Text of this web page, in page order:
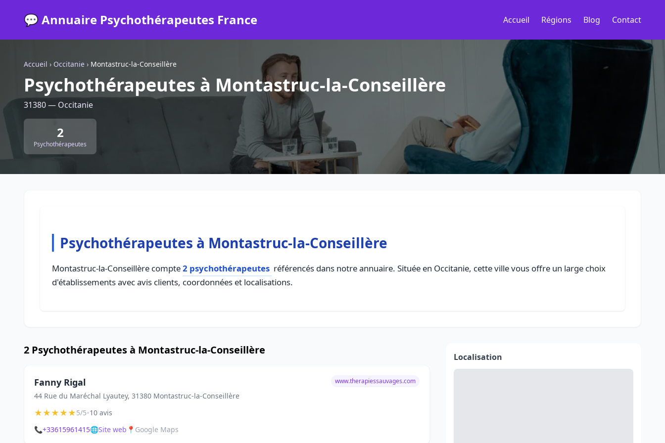
💬 Annuaire Psychothérapeutes France Accueil Régions Blog Contact
Accueil › Occitanie › Montastruc-la-Conseillère
Psychothérapeutes à Montastruc-la-Conseillère
31380 — Occitanie
2
Psychothérapeutes
Psychothérapeutes à Montastruc-la-Conseillère
Montastruc-la-Conseillère compte2 psychothérapeutes référencés dans notre annuaire. Située en Occitanie, cette ville vous offre un large choix
d'établissements avec avis clients, coordonnées et localisations.
2 Psychothérapeutes à Montastruc-la-Conseillère
Fanny Rigal
44 Rue du Maréchal Lyautey, 31380 Montastruc-la-Conseillère
www.therapiessauvages.com
★★★★★5/5•10 avis
📞+33615961415🌐Site web 📍 Google Maps
Localisation